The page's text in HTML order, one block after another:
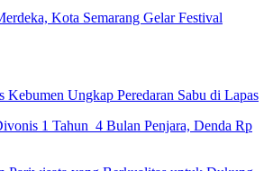
Kota Semarang Gelar Festival
Kebumen Ungkap Peredaran Sabu di Lapas
1 Tahun 4 Bulan Penjara, Denda Rp